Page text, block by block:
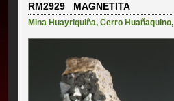
RM2929 MAGNETITA
Mina Huayriquiña,Cerro Huañaquino,